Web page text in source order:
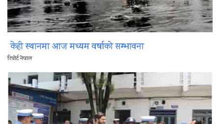
केही स्थानमा आज मध्यम वर्षाको सम्भावना
रिपोर्ट नेपाल